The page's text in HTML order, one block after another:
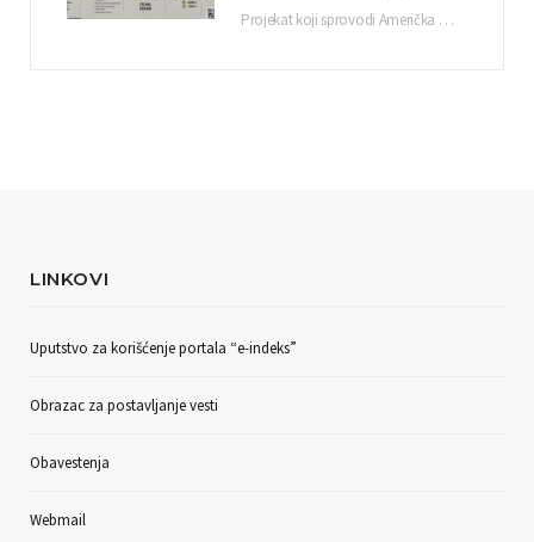
Projekat koji sprovodi Američka privredna komora uz podrŝku kompanije Philip Morris International, sa ciljem povezivanja…
LINKOVI
Uputstvo za korišćenje portala “e-indeks”
Obrazac za postavljanje vesti
Obavestenja
Webmail